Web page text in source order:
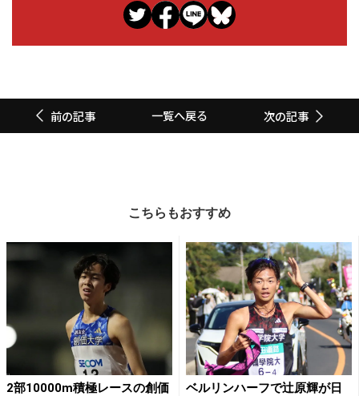
前の記事 一覧へ戻る 次の記事
こちらもおすすめ
2部10000m積極レースの創価
ベルリンハーフで辻原輝が日